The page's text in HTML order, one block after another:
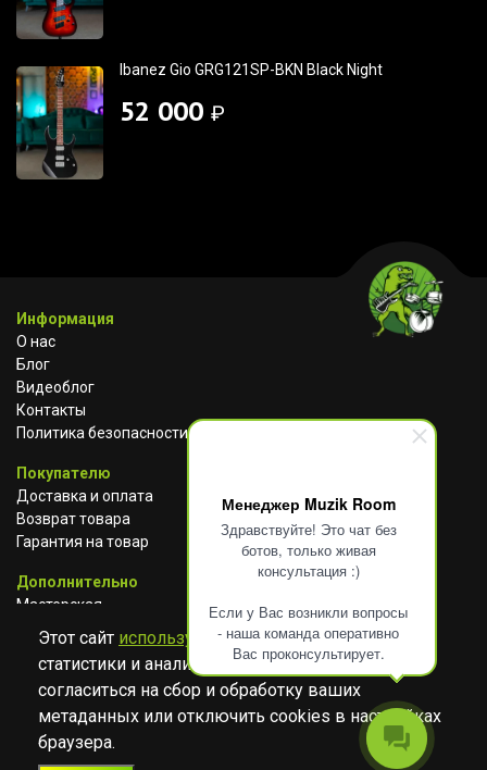
Менеджер Muzik Room
Здравствуйте! Это чат без
ботов, только живая
консультация :)
Если у Вас возникли вопросы
- наша команда оперативно
Вас проконсультирует.
Ibanez Gio GRG121SP-BKN Black Night
52 000 ₽
Информация
О нас
Блог
Видеоблог
Контакты
Политика безопасности
Покупателю
Доставка и оплата
Возврат товара
Гарантия на товар
Дополнительно
Мастерская
Сотрудничество
АВИТО
TELEGRAM
YOUTUBE
© Музыкальный магазин Muzik Room, 2023-2026
Этот сайт использует cookies для сбора
статистики и анализа работы сайта. Просим
согласиться на сбор и обработку ваших
метаданных или отключить cookies в настройках
браузера.